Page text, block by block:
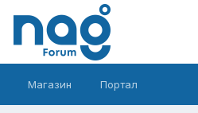
Магазин Портал